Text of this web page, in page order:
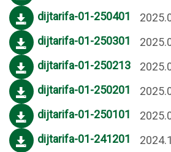
dijtarifa-01-250401
dijtarifa-01-250301
dijtarifa-01-250213
dijtarifa-01-250201
dijtarifa-01-250101
dijtarifa-01-241201